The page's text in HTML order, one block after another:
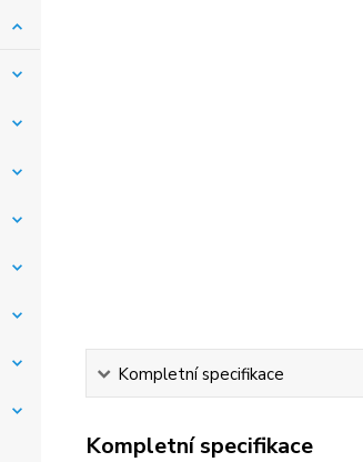
Kompletní specifikace
Kompletní specifikace